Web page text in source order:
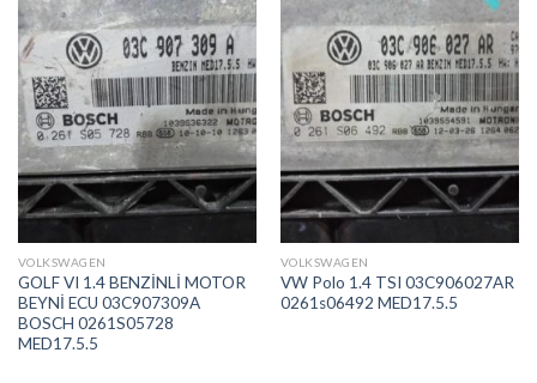
İstek
Listeme
Ekle
VOLKSWAGEN
GOLF VI 1.4 BENZİNLİ MOTOR
BEYNİ ECU 03C907309A
BOSCH 0261S05728
MED17.5.5
İstek
Listeme
Ekle
VOLKSWAGEN
VW Polo 1.4 TSI 03C906027AR
0261s06492 MED17.5.5